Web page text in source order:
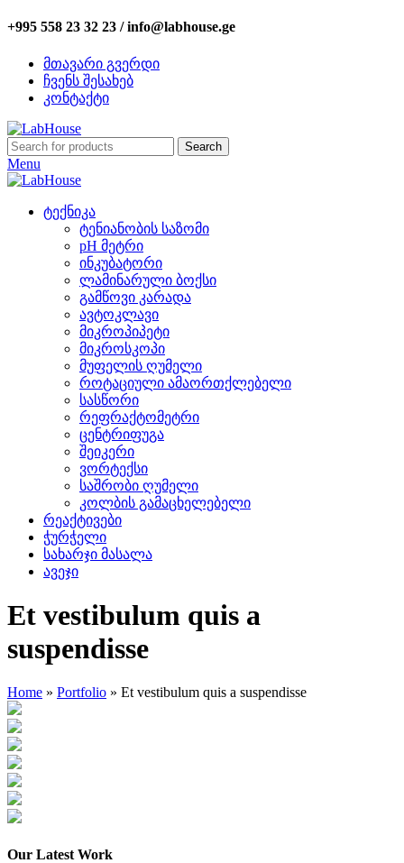
+995 558 23 32 23 / info@labhouse.ge
მთავარი გვერდი
ჩვენს შესახებ
კონტაქტი
Search
Menu
ტექნიკა
ტენიანობის საზომი
pH მეტრი
ინკუბატორი
ლამინარული ბოქსი
გამწოვი კარადა
ავტოკლავი
მიკროპიპეტი
მიკროსკოპი
მუფელის ღუმელი
როტაციული ამაორთქლებელი
სასწორი
რეფრაქტომეტრი
ცენტრიფუგა
შეიკერი
ვორტექსი
საშრობი ღუმელი
კოლბის გამაცხელებელი
რეაქტივები
ჭურჭელი
სახარჯი მასალა
ავეჯი
Et vestibulum quis a
suspendisse
Home » Portfolio » Et vestibulum quis a suspendisse
Our Latest Work